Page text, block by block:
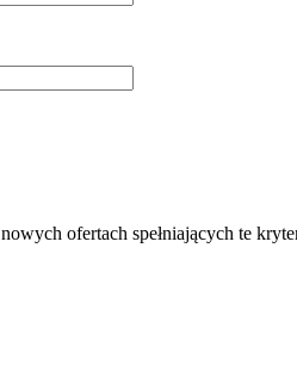
ofertach spełniających te